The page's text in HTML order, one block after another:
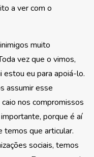
a ver com o
muito
vez que o vimos,
estou eu para apoiá-lo.
assumir esse
nos compromissos
porque é aí
temos que articular.
sociais, temos